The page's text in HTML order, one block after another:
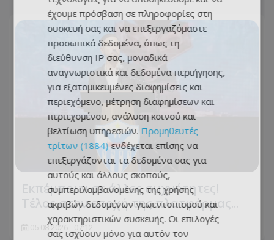
Εκπέμπουν σε άλλες συχνότητες!
Tέλος στην εποχή της πλατφόρμας...
05.08.2026 - 07:12
έχουμε πρόσβαση σε πληροφορίες στη
συσκευή σας και να επεξεργαζόμαστε
προσωπικά δεδομένα, όπως τη
διεύθυνση IP σας, μοναδικά
αναγνωριστικά και δεδομένα περιήγησης,
για εξατομικευμένες διαφημίσεις και
περιεχόμενο, μέτρηση διαφημίσεων και
περιεχομένου, ανάλυση κοινού και
βελτίωση υπηρεσιών. Προμηθευτές
τρίτων (1884) ενδέχεται επίσης να
επεξεργάζονται τα δεδομένα σας για
αυτούς και άλλους σκοπούς,
συμπεριλαμβανομένης της χρήσης
ακριβών δεδομένων γεωεντοπισμού και
χαρακτηριστικών συσκευής. Οι επιλογές
σας ισχύουν μόνο για αυτόν τον